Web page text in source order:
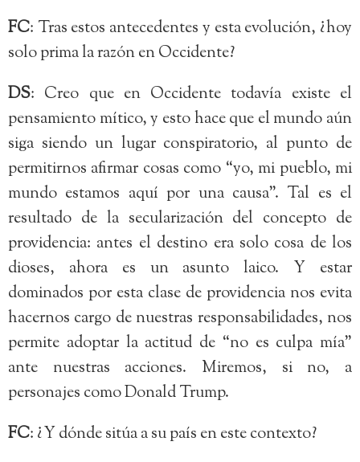
FC: Tras estos antecedentes y esta evolución, ¿hoy
solo prima la razón en Occidente?
DS: Creo que en Occidente todavía existe el
pensamiento mítico, y esto hace que el mundo aún
siga siendo un lugar conspiratorio, al punto de
permitirnos afirmar cosas como “yo, mi pueblo, mi
mundo estamos aquí por una causa”. Tal es el
resultado de la secularización del concepto de
providencia: antes el destino era solo cosa de los
dioses, ahora es un asunto laico. Y estar
dominados por esta clase de providencia nos evita
hacernos cargo de nuestras responsabilidades, nos
permite adoptar la actitud de “no es culpa mía”
ante nuestras acciones. Miremos, si no, a
personajes como Donald Trump.
FC: ¿Y dónde sitúa a su país en este contexto?